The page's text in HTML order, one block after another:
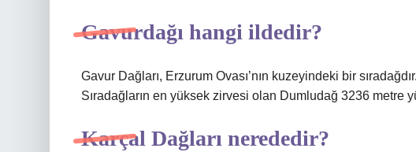
Gavurdağı hangi ildedir?
Gavur Dağları, Erzurum Ovası’nın kuzeyindeki bir
Sıradağların en yüksek zirvesi olan Dumludağ 3236 metre
Karçal Dağları nerededir?